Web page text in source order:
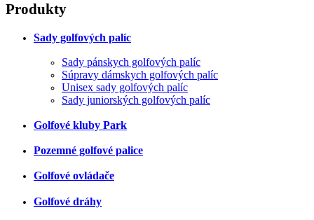
Produkty
Sady golfových palíc
Sady pánskych golfových palíc
Súpravy dámskych golfových palíc
Unisex sady golfových palíc
Sady juniorských golfových palíc
Golfové kluby Park
Pozemné golfové palice
Golfové ovládače
Golfové dráhy